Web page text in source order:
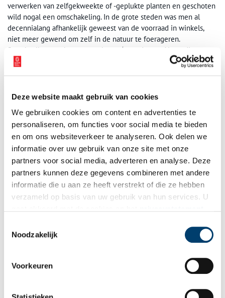
Deze website maakt gebruik van cookies
We gebruiken cookies om content en advertenties te
personaliseren, om functies voor social media te bieden
en om ons websiteverkeer te analyseren. Ook delen we
informatie over uw gebruik van onze site met onze
partners voor social media, adverteren en analyse. Deze
partners kunnen deze gegevens combineren met andere
informatie die u aan ze heeft verstrekt of die ze hebben
verzameld op basis van uw gebruik van hun services. U
Noodzakelijk
Voorkeuren
verwerken van zelfgekweekte of -geplukte planten en geschoten
wild nogal een omschakeling. In de grote steden was men al
decennialang afhankelijk geweest van de voorraad in winkels,
niet meer gewend om zelf in de natuur te foerageren.
Smaakvolle gerechten gemaakt van ‘tweederangs’ ingrediënten
als radijs- of wortelloof waren eigenlijk niet bekend.
Wereldoorlog nog vers in het geheugen, zal het
uit 1918 wellicht bij talloze gezinnen nog op de
plank hebben gestaan. Ook nuttig wasVan tuin tot tafel,
Handleiding voor kleinen tuinbezitter en huisvrouw voor het
zelfkweeken, het bewaren en het bereiden van groenten, enz. in
het bijzonder in dezen tijduit 1941. Want men kan nog zoveel
groenten en fruit telen, het inmaken ervan is een kunst op zich.